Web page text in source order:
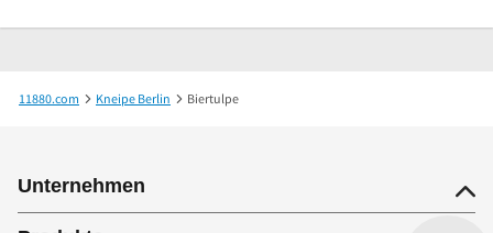
11880.com Kneipe Berlin Biertulpe
Unternehmen